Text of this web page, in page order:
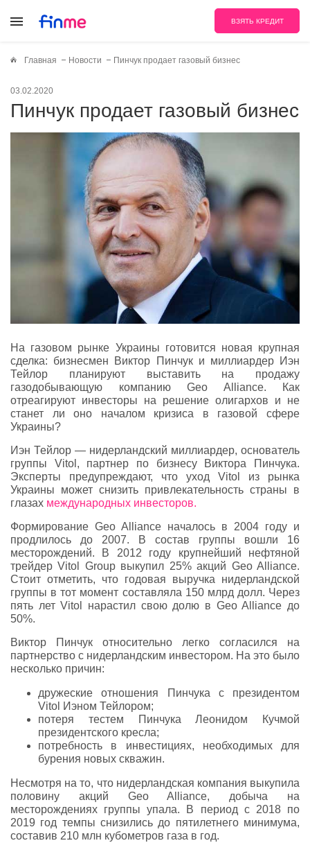
ВЗЯТЬ КРЕДИТ
Главная Новости Пинчук продает газовый бизнес
03.02.2020
Пинчук продает газовый бизнес
На газовом рынке Украины готовится новая крупная
сделка: бизнесмен Виктор Пинчук и миллиардер Иэн
Тейлор планируют выставить на продажу
газодобывающую компанию Geo Alliance. Как
отреагируют инвесторы на решение олигархов и не
станет ли оно началом кризиса в газовой сфере
Украины?
Иэн Тейлор — нидерландский миллиардер, основатель
группы Vitol, партнер по бизнесу Виктора Пинчука.
Эксперты предупреждают, что уход Vitol из рынка
Украины может снизить привлекательность страны в
глазах международных инвесторов.
Формирование Geo Alliance началось в 2004 году и
продлилось до 2007. В состав группы вошли 16
месторождений. В 2012 году крупнейший нефтяной
трейдер Vitol Group выкупил 25% акций Geo Alliance.
Стоит отметить, что годовая выручка нидерландской
группы в тот момент составляла 150 млрд долл. Через
пять лет Vitol нарастил свою долю в Geo Alliance до
50%.
Виктор Пинчук относительно легко согласился на
партнерство с нидерландским инвестором. На это было
несколько причин:
дружеские отношения Пинчука с президентом
Vitol Иэном Тейлором;
потеря тестем Пинчука Леонидом Кучмой
президентского кресла;
потребность в инвестициях, необходимых для
бурения новых скважин.
Несмотря на то, что нидерландская компания выкупила
половину акций Geo Alliance, добыча на
месторождениях группы упала. В период с 2018 по
2019 год темпы снизились до пятилетнего минимума,
составив 210 млн кубометров газа в год.